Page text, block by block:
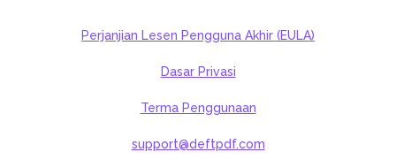
Perjanjian Lesen Pengguna Akhir (EULA)
Dasar Privasi
Terma Penggunaan
support@deftpdf.com